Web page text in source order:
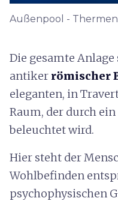
Außenpool -
Die gesamte
antiker römischer
eleganten, in
Raum, der durch
beleuchtet wird.
Hier steht der
Wohlbefinden
psychophysischen